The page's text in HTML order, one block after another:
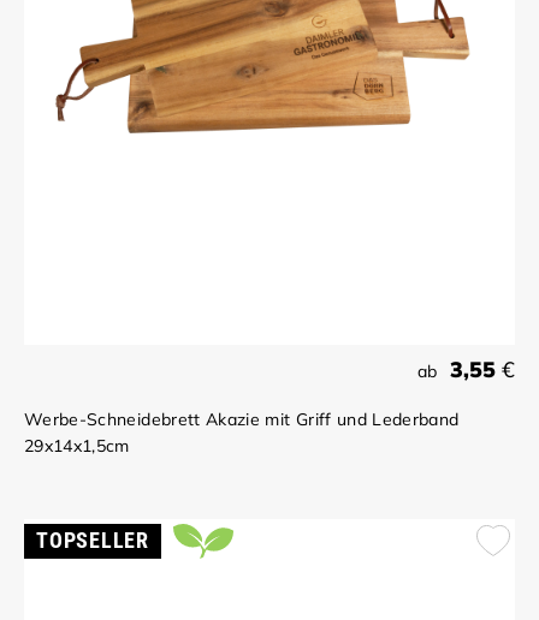
ab 3,55 €
Werbe-Schneidebrett Akazie mit Griff und Lederband
29x14x1,5cm
TOPSELLER